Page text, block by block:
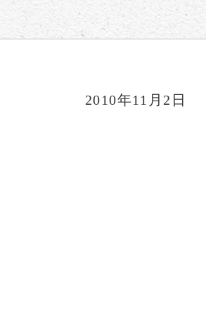
2010年11月2日